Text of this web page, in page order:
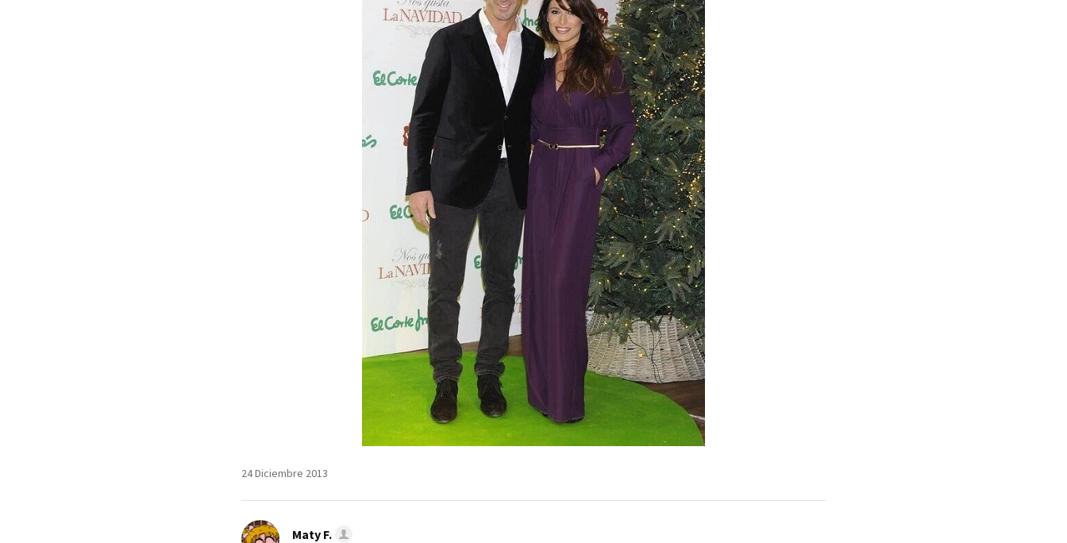
24 Diciembre 2013
Maty F.